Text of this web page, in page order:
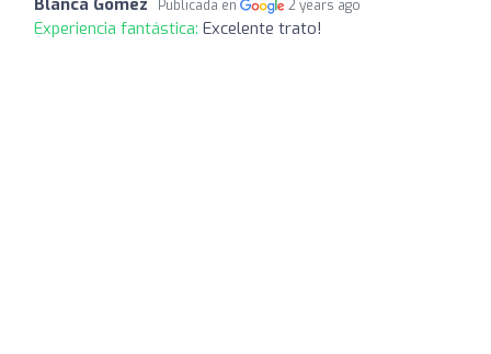
Publicada en 2 years ago
Experiencia fantástica: Excelente trato!